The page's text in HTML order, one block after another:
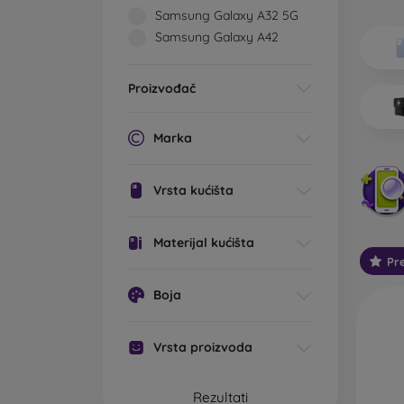
Samsung Galaxy A32 5G
Samsung Galaxy A42
Proizvođač
Marka
Vrsta kućišta
Materijal kućišta
Boja
Vrsta proizvoda
Rezultati
Koje